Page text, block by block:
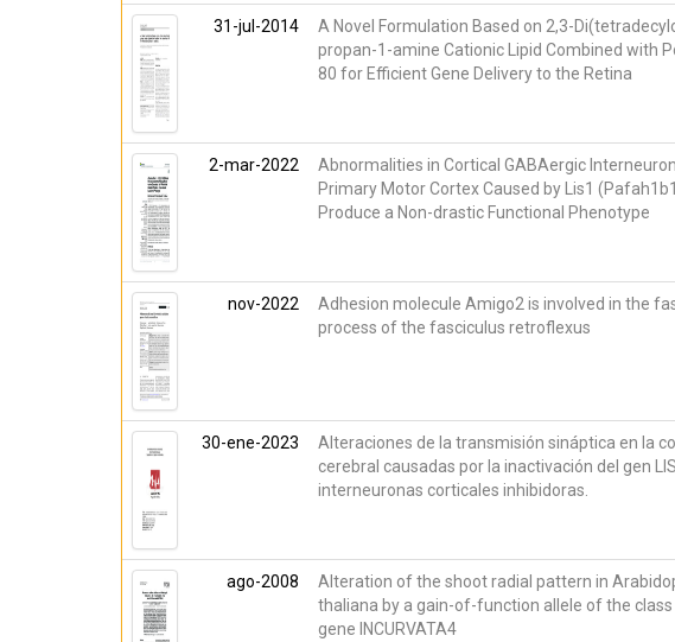
31-jul-2014
A Novel Formulation Based on 2,3-
propan-1-amine Cationic Lipid Combined with
80 for Efficient Gene Delivery to the Retina
2-mar-2022
Abnormalities in Cortical GABAergic
Primary Motor Cortex Caused by Lis1
Produce a Non-drastic Functional Phenotype
nov-2022
Adhesion molecule Amigo2 is involved in the
process of the fasciculus retroflexus
30-ene-2023
Alteraciones de la transmisión sináptica en la
cerebral causadas por la inactivación del gen
interneuronas corticales inhibidoras.
ago-2008
Alteration of the shoot radial pattern in
thaliana by a gain-of-function allele of the class
gene INCURVATA4